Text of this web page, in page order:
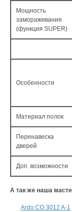
Мощность
замораживания
(функция SUPER)
Особенности
Материал полок
Перенавеска
дверей
Доп. возможности
А так же наша
Ardo CO 3012 A-1